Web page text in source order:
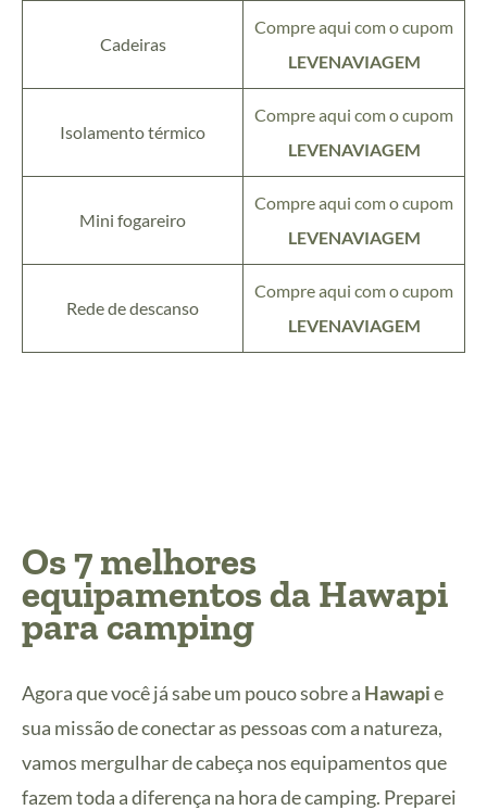
Cadeiras
Compre aqui com o cupom
LEVENAVIAGEM
Isolamento térmico
Compre aqui com o cupom
LEVENAVIAGEM
Mini fogareiro
Compre aqui com o cupom
LEVENAVIAGEM
Rede de descanso
Compre aqui com o cupom
LEVENAVIAGEM
Os 7 melhores
equipamentos da Hawapi
para camping
Agora que você já sabe um pouco sobre a Hawapie
sua missão de conectar as pessoas com a natureza,
vamos mergulhar de cabeça nos equipamentos que
fazem toda a diferença na hora de camping. Preparei